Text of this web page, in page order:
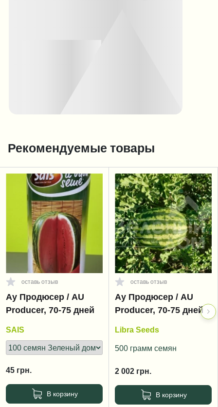
Рекомендуемые товары
оставь отзыв
Ау Продюсер / AU
Producer, 70-75 дней
SAIS
45 грн.
В корзину
оставь отзыв
Ау Продюсер / AU
Producer, 70-75 дней
Libra Seeds
500 грамм семян
2 002 грн.
В корзину